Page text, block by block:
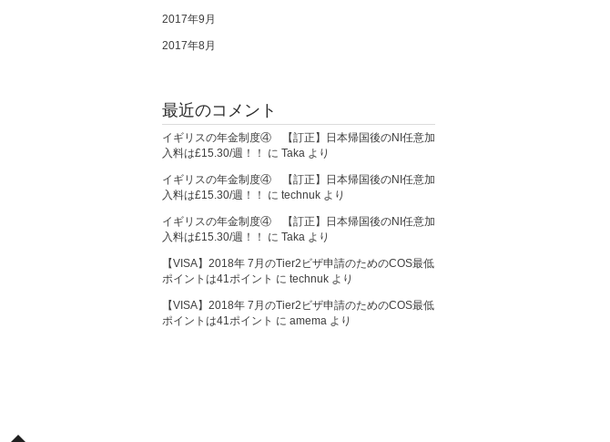
2017年9月
2017年8月
最近のコメント
イギリスの年金制度④ 【訂正】日本帰国後のNI任意加
入料は£15.30/週！！
に Taka より
イギリスの年金制度④ 【訂正】日本帰国後のNI任意加
入料は£15.30/週！！
に technuk より
イギリスの年金制度④ 【訂正】日本帰国後のNI任意加
入料は£15.30/週！！
に Taka より
【VISA】2018年 7月のTier2ビザ申請のためのCOS最低
ポイントは41ポイント に technuk より
【VISA】2018年 7月のTier2ビザ申請のためのCOS最低
ポイントは41ポイント に amema より